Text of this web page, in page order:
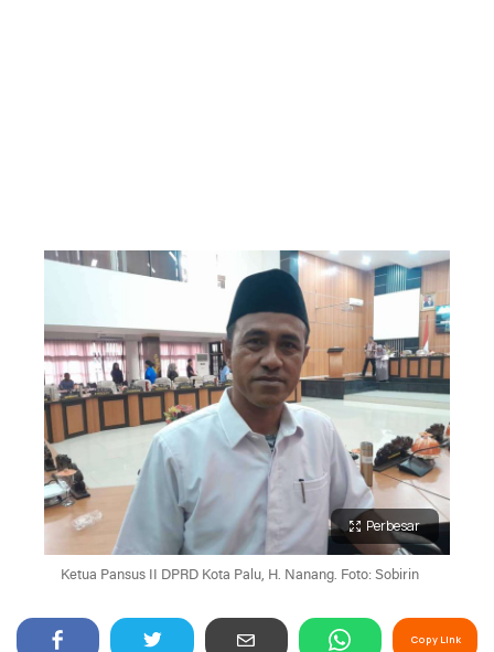
Perbesar
Ketua Pansus II DPRD Kota Palu, H. Nanang. Foto: Sobirin
Copy Link